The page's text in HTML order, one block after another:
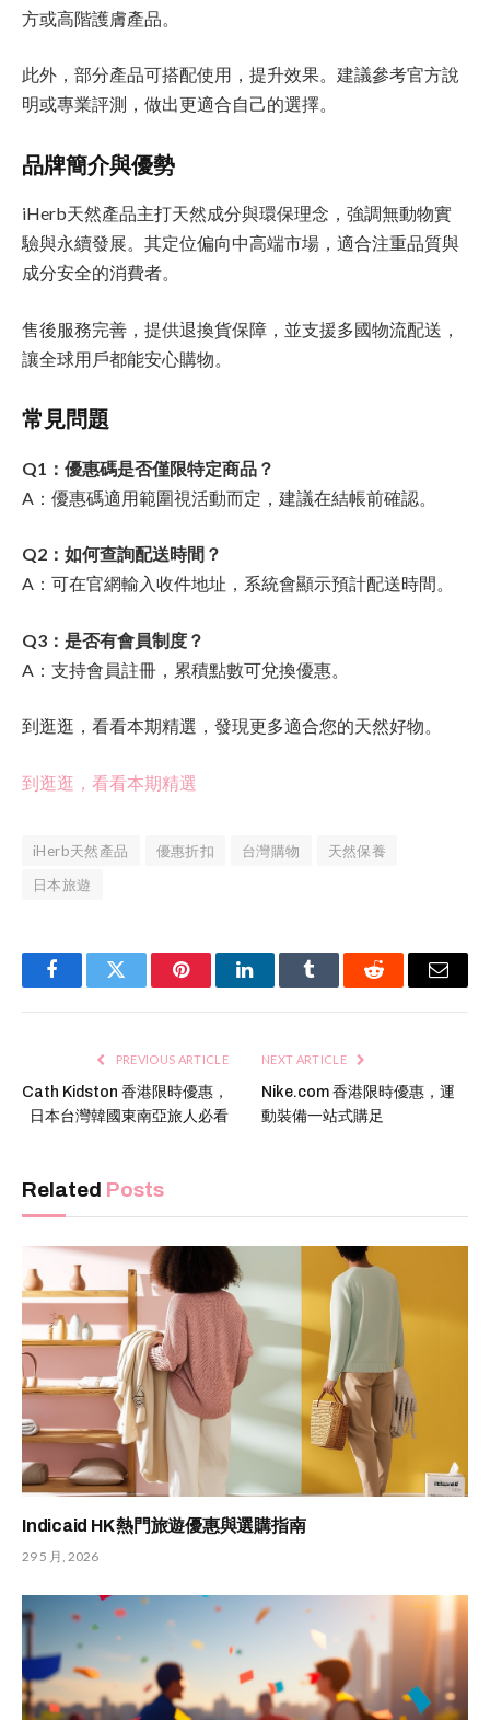
方或高階護膚產品。
此外，部分產品可搭配使用，提升效果。建議參考官方說
明或專業評測，做出更適合自己的選擇。
品牌簡介與優勢
iHerb天然產品主打天然成分與環保理念，強調無動物實
驗與永續發展。其定位偏向中高端市場，適合注重品質與
成分安全的消費者。
售後服務完善，提供退換貨保障，並支援多國物流配送，
讓全球用戶都能安心購物。
常見問題
Q1：優惠碼是否僅限特定商品？
A：優惠碼適用範圍視活動而定，建議在結帳前確認。
Q2：如何查詢配送時間？
A：可在官網輸入收件地址，系統會顯示預計配送時間。
Q3：是否有會員制度？
A：支持會員註冊，累積點數可兌換優惠。
到逛逛，看看本期精選，發現更多適合您的天然好物。
到逛逛，看看本期精選
iHerb天然產品 優惠折扣 台灣購物
天然保養
日本旅遊
FacebookTwitter PinterestLinkedInTumblr Reddit Email
PREVIOUS ARTICLE
Cath Kidston 香港限時優惠，
日本台灣韓國東南亞旅人必看
NEXT ARTICLE
Nike.com 香港限時優惠，運
動裝備一站式購足
Related Posts
Indicaid HK 熱門旅遊優惠與選購指南
29 5 月, 2026